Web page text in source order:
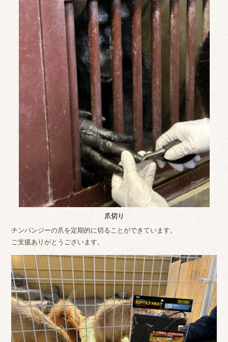
爪切り
チンパンジーの爪を定期的に切ることができています。
ご支援ありがとうございます。